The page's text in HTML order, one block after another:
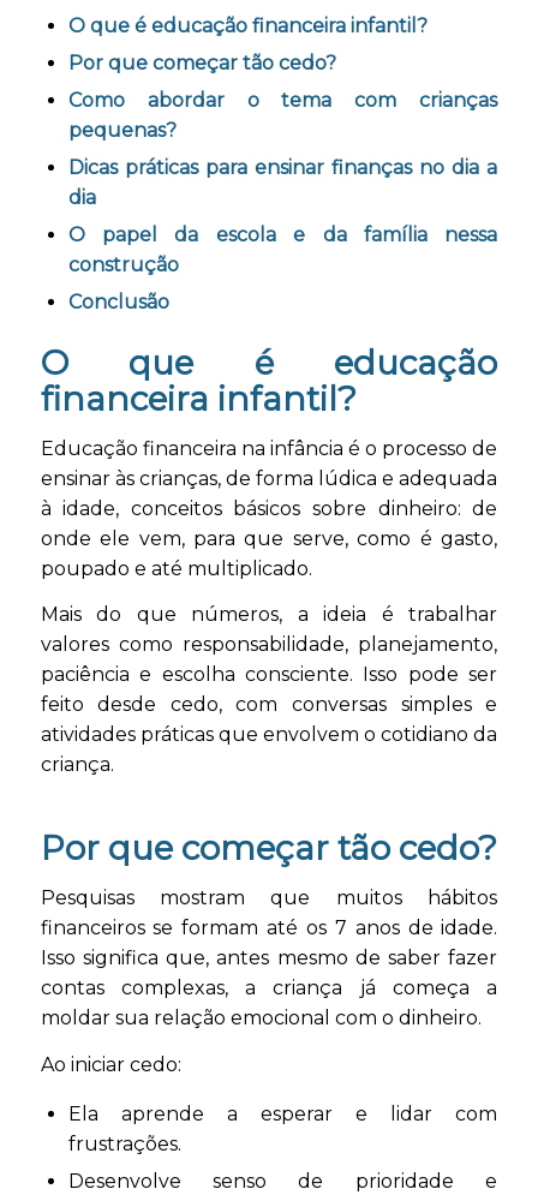
O que é educação financeira infantil?
Por que começar tão cedo?
Como abordar o tema com crianças
pequenas?
Dicas práticas para ensinar finanças no dia a
dia
O papel da escola e da família nessa
construção
Conclusão
O que é educação
financeira infantil?
Educação financeira na infância é o processo de
ensinar às crianças, de forma lúdica e adequada
à idade, conceitos básicos sobre dinheiro: de
onde ele vem, para que serve, como é gasto,
poupado e até multiplicado.
Mais do que números, a ideia é trabalhar
valores como responsabilidade, planejamento,
paciência e escolha consciente. Isso pode ser
feito desde cedo, com conversas simples e
atividades práticas que envolvem o cotidiano da
criança.
Por que começar tão cedo?
Pesquisas mostram que muitos hábitos
financeiros se formam até os 7 anos de idade.
Isso significa que, antes mesmo de saber fazer
contas complexas, a criança já começa a
moldar sua relação emocional com o dinheiro.
Ao iniciar cedo:
Ela aprende a esperar e lidar com
frustrações.
Desenvolve senso de prioridade e